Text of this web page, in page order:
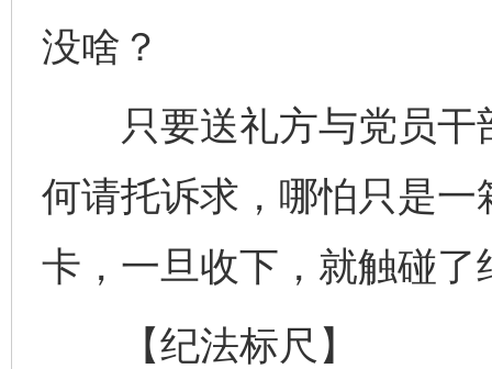
没啥？
只要送礼方与党员干
何请托诉求，哪怕只是
卡，一旦收下，就触碰了
【纪法标尺】